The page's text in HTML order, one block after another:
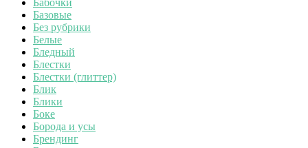
Базовые
Без рубрики
Белые
Бледный
Блестки
Блестки (глиттер)
Блик
Блики
Боке
Борода и усы
Брендинг